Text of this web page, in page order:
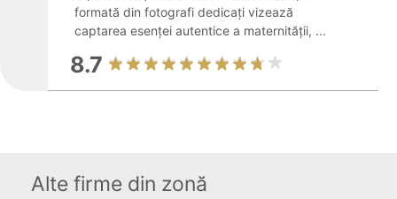
formată din fotografi dedicați vizează
captarea esenței autentice a maternității, ...
8.7
Alte firme din zonă